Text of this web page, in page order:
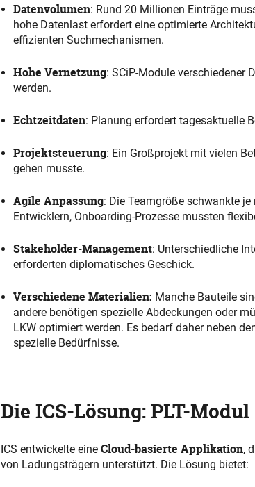
Datenvolumen: Rund 20 Millionen Einträge
hohe Datenlast erfordert eine optimierte
effizienten Suchmechanismen.
Hohe Vernetzung: SCiP-Module verschiedener
werden.
Echtzeitdaten: Planung erfordert tagesaktuelle
Projektsteuerung: Ein Großprojekt mit vielen
gehen musste.
Agile Anpassung: Die Teamgröße schwankte
Entwicklern, Onboarding-Prozesse mussten
Stakeholder-Management: Unterschiedliche
erforderten diplomatisches Geschick.
Verschiedene Materialien: Manche Bauteile
andere benötigen spezielle Abdeckungen oder
LKW optimiert werden. Es bedarf daher neben
spezielle Bedürfnisse.
Die ICS-Lösung: PLT-Modul
ICS entwickelte eine Cloud-basierte Applikation,
von Ladungsträgern unterstützt. Die Lösung bietet: